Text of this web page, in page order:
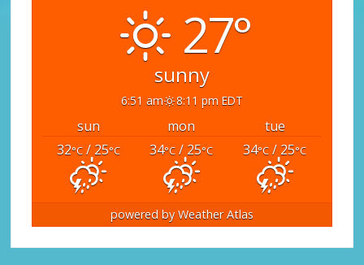
27°
sunny
6:51 am 8:11 pm EDT
sun mon
tue
32°C/ 25°C 34°C / 25°C 34°C / 25°C
powered by Weather Atlas